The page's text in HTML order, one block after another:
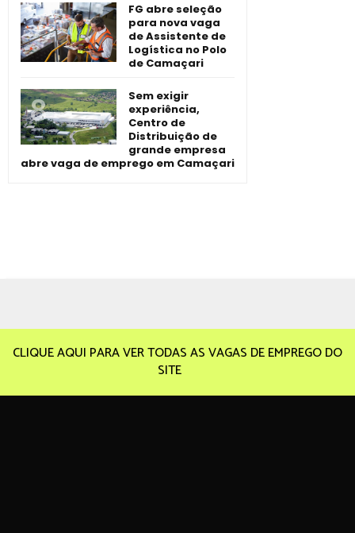
FG abre seleção
para nova vaga
de Assistente de
Logística no Polo
de Camaçari
Sem exigir
experiência,
Centro de
Distribuição de
grande empresa
abre vaga de emprego em Camaçari
CLIQUE AQUI PARA VER TODAS AS VAGAS DE EMPREGO DO
SITE